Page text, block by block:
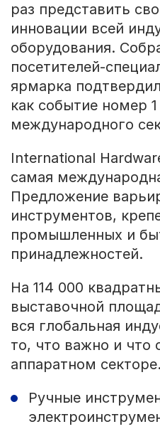
раз представить
инновации всей
оборудования.
посетителей-
ярмарка
как событие номер
международного
International
самая
Предложение
инструментов,
промышленных и
принадлежностей.
На 114 000
выставочной
вся глобальная
то, что важно и что
аппаратном секторе.
Ручные